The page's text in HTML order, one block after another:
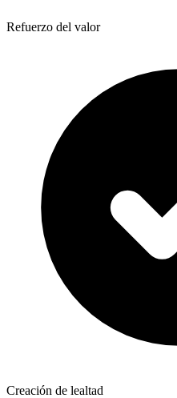
Refuerzo del valor
Creación de lealtad